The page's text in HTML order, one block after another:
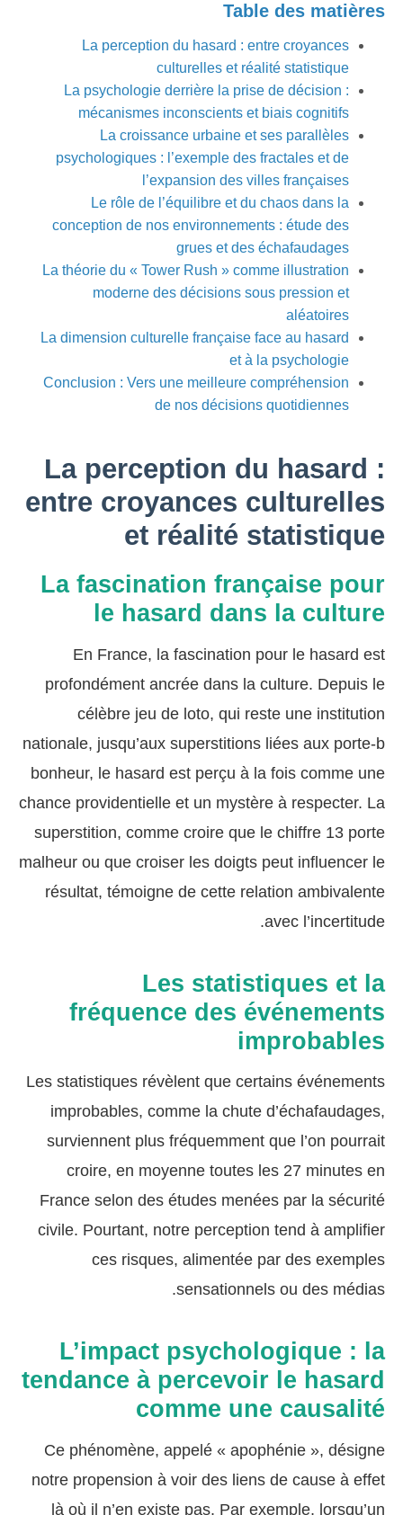
Table des matières
La perception du hasard : entre croyances
culturelles et réalité statistique
La psychologie derrière la prise de décision :
mécanismes inconscients et biais cognitifs
La croissance urbaine et ses parallèles
psychologiques : l’exemple des fractales et de
l’expansion des villes françaises
Le rôle de l’équilibre et du chaos dans la
conception de nos environnements : étude des
grues et des échafaudages
La théorie du « Tower Rush » comme illustration
moderne des décisions sous pression et
aléatoires
La dimension culturelle française face au hasard
et à la psychologie
Conclusion : Vers une meilleure compréhension
de nos décisions quotidiennes
La perception du hasard :
entre croyances culturelles
et réalité statistique
La fascination française pour
le hasard dans la culture
En France, la fascination pour le hasard est
profondément ancrée dans la culture. Depuis le
célèbre jeu de loto, qui reste une institution
nationale, jusqu’aux superstitions liées aux porte-b
bonheur, le hasard est perçu à la fois comme une
chance providentielle et un mystère à respecter. La
superstition, comme croire que le chiffre 13 porte
malheur ou que croiser les doigts peut influencer le
résultat, témoigne de cette relation ambivalente
avec l’incertitude.
Les statistiques et la
fréquence des événements
improbables
Les statistiques révèlent que certains événements
improbables, comme la chute d’échafaudages,
surviennent plus fréquemment que l’on pourrait
croire, en moyenne toutes les 27 minutes en
France selon des études menées par la sécurité
civile. Pourtant, notre perception tend à amplifier
ces risques, alimentée par des exemples
sensationnels ou des médias.
L’impact psychologique : la
tendance à percevoir le hasard
comme une causalité
Ce phénomène, appelé « apophénie », désigne
notre propension à voir des liens de cause à effet
là où il n’en existe pas. Par exemple, lorsqu’un